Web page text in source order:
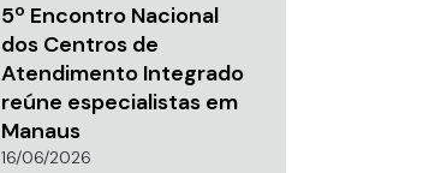
5º Encontro Nacional
dos Centros de
Atendimento Integrado
reúne especialistas em
Manaus
16/06/2026